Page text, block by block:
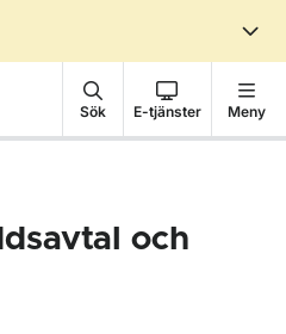
Sök E-tjänster Meny
och